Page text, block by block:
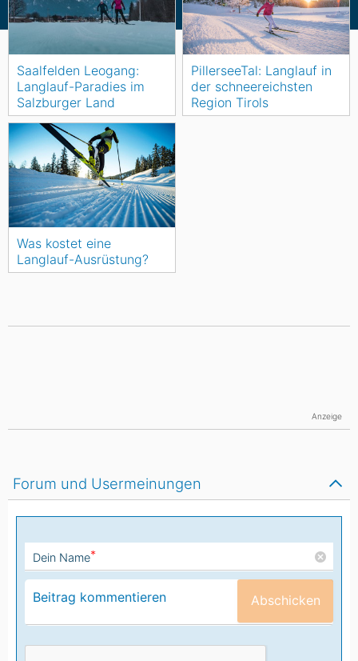
Saalfelden Leogang:
Langlauf-Paradies im
Salzburger Land
PillerseeTal: Langlauf in
der schneereichsten
Region Tirols
Was kostet eine
Langlauf-Ausrüstung?
Forum und Usermeinungen
Dein Name*
Abschicken
Anzeige